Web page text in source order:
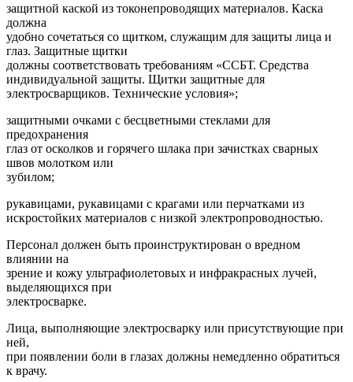
защитной каской из токонепроводящих материалов. Каска
должна
удобно сочетаться со щитком, служащим для защиты лица и
глаз. Защитные щитки
должны соответствовать требованиям «ССБТ. Средства
индивидуальной защиты. Щитки защитные для
электросварщиков. Технические условия»;
защитными очками с бесцветными стеклами для
предохранения
глаз от осколков и горячего шлака при зачистках сварных
швов молотком или
зубилом;
рукавицами, рукавицами с крагами или перчатками из
искростойких материалов с низкой электропроводностью.
Персонал должен быть проинструктирован о вредном
влиянии на
зрение и кожу ультрафиолетовых и инфракрасных лучей,
выделяющихся при
электросварке.
Лица, выполняющие электросварку или присутствующие при
ней,
при появлении боли в глазах должны немедленно обратиться
к врачу.